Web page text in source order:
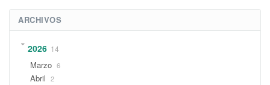
ARCHIVOS
2026 14
Marzo 6
Abril 2